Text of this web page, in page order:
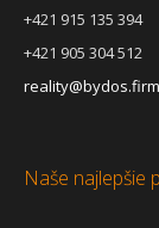
+421 915 135 394
+421 905 304 512
Naše najlepšie